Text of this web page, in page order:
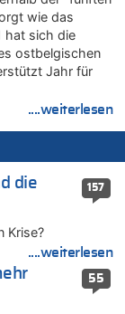
– Meloni:
– Meloni:
1. FC Köln
– Meloni:
RAVeL-Weg
von Sinnen zu
– Meloni:
wie das
hat sich die
ostbelgischen
Jahr für
....weiterlesen
157
die
Krise?
....weiterlesen
55